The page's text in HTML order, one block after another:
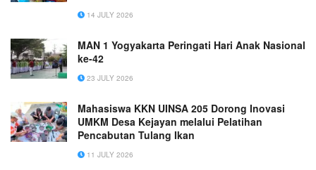
14 JULY 2026
MAN 1 Yogyakarta Peringati Hari Anak Nasional
ke-42
23 JULY 2026
Mahasiswa KKN UINSA 205 Dorong Inovasi
UMKM Desa Kejayan melalui Pelatihan
Pencabutan Tulang Ikan
11 JULY 2026